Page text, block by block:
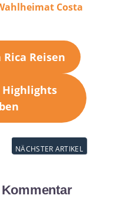
Costa
Reisen
Highlights